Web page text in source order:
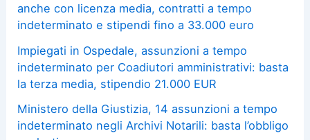
anche con licenza media, contratti a tempo
indeterminato e stipendi fino a 33.000 euro
Impiegati in Ospedale, assunzioni a tempo
indeterminato per Coadiutori amministrativi: basta
la terza media, stipendio 21.000 EUR
Ministero della Giustizia, 14 assunzioni a tempo
indeterminato negli Archivi Notarili: basta l’obbligo